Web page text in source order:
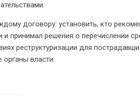
договору: установить, кто
и принимал решения о перечислении
реструктуризации для
власти.